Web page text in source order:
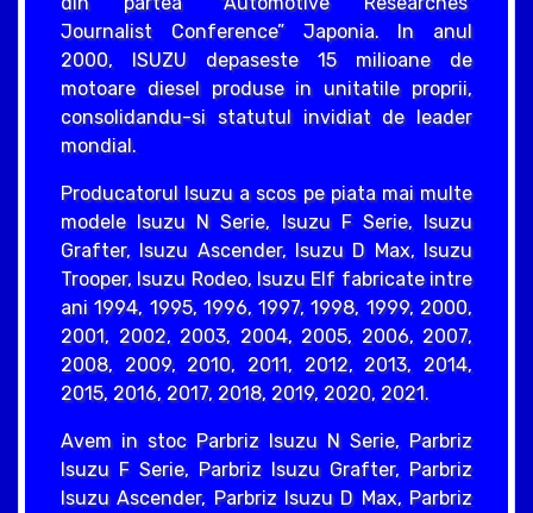
Journalist Conference” Japonia. In anul
2000, ISUZU depaseste 15 milioane de
motoare diesel produse in unitatile proprii,
consolidandu-si statutul invidiat de leader
mondial.
Producatorul Isuzu a scos pe piata mai multe
modele Isuzu N Serie, Isuzu F Serie, Isuzu
Grafter, Isuzu Ascender, Isuzu D Max, Isuzu
Trooper, Isuzu Rodeo, Isuzu Elf fabricate intre
ani 1994, 1995, 1996, 1997, 1998, 1999, 2000,
2001, 2002, 2003, 2004, 2005, 2006, 2007,
2008, 2009, 2010, 2011, 2012, 2013, 2014,
2015, 2016, 2017, 2018, 2019, 2020, 2021.
Avem in stoc Parbriz Isuzu N Serie, Parbriz
Isuzu F Serie, Parbriz Isuzu Grafter, Parbriz
Isuzu Ascender, Parbriz Isuzu D Max, Parbriz